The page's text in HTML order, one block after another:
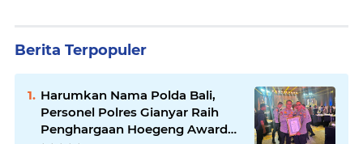
Berita Terpopuler
Harumkan Nama Polda Bali,
Personel Polres Gianyar Raih
Penghargaan Hoegeng Awards